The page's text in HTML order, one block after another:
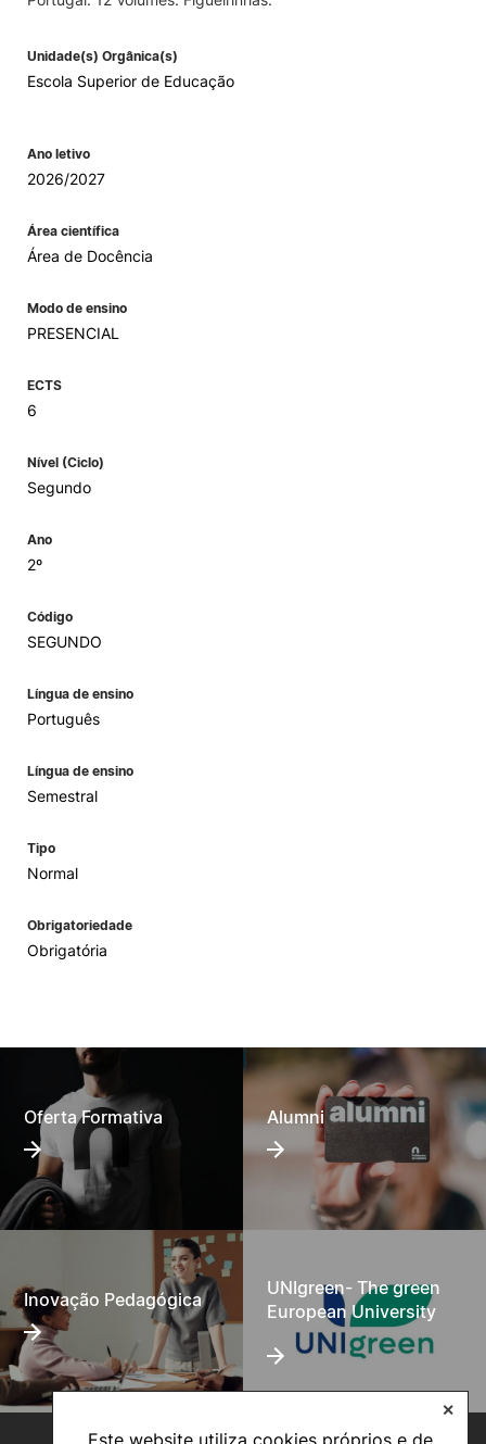
Este website utiliza cookies próprios e de
✕
Unidade(s) Orgânica(s)
Escola Superior de Educação
Ano letivo
2026/2027
Área científica
Área de Docência
Modo de ensino
PRESENCIAL
ECTS
6
Nível (Ciclo)
Segundo
Ano
2º
Código
SEGUNDO
Língua de ensino
Português
Língua de ensino
Semestral
Tipo
Normal
Obrigatoriedade
Obrigatória
Oferta Formativa Alumni
Inovação Pedagógica
UNIgreen- The green
European University